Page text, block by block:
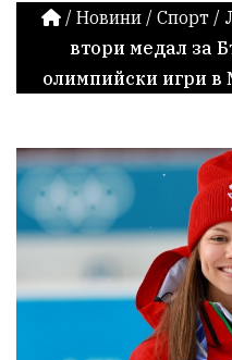
/ Новини / Спорт /
втори медал за
олимпийски игри в